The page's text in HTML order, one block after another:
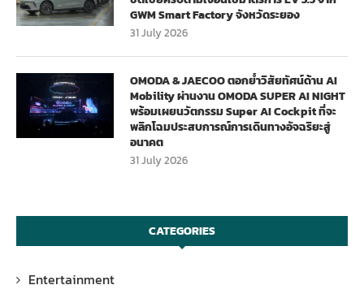
GWM Smart Factory จังหวัดระยอง
31 July 2026
OMODA & JAECOO ตอกย้ำวิสัยทัศน์ด้าน AI
Mobility ผ่านงาน OMODA SUPER AI NIGHT
พร้อมเผยนวัตกรรม Super AI Cockpit ที่จะ
พลิกโฉมประสบการณ์การเดินทางอัจฉริยะสู่
อนาคต
31 July 2026
CATEGORIES
Entertainment